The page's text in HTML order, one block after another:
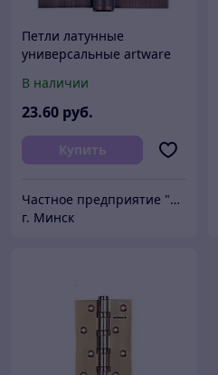
Петли латунные
универсальные artware
В наличии
23.60 руб.
Купить
Частное предприятие "Сибалок"
г. Минск